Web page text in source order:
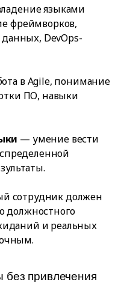
языками
фреймворков,
DevOps-
в Agile, понимание
ПО, навыки
— умение вести
сотрудник должен
должностного
и реальных
привлечения